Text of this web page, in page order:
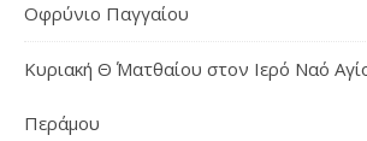
Οφρύνιο Παγγαίου
Κυριακή Θ΄ Ματθαίου στον Ιερό Ναό
Περάμου